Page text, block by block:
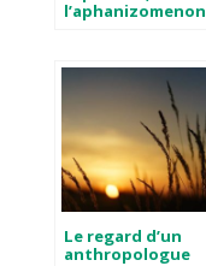
l’aphanizomenon
Le regard d’un
anthropologue